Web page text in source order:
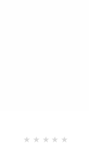
★★★★★